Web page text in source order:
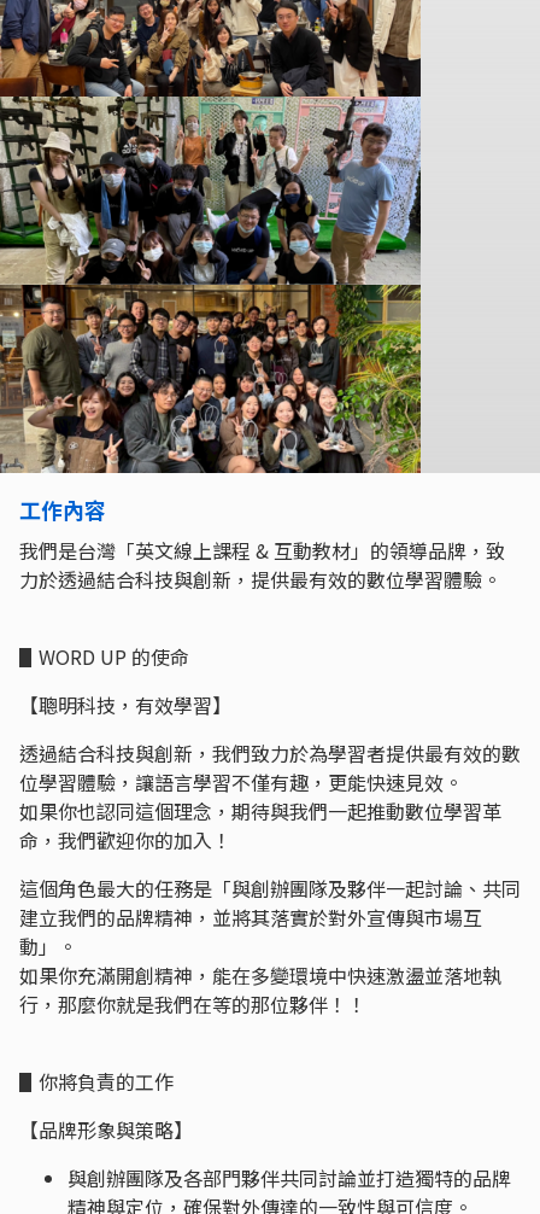
工作內容
我們是台灣「英文線上課程 & 互動教材」的領導品牌，致
力於透過結合科技與創新，提供最有效的數位學習體驗。
▋WORD UP 的使命
【聰明科技，有效學習】
透過結合科技與創新，我們致力於為學習者提供最有效的數
位學習體驗，讓語言學習不僅有趣，更能快速見效。
如果你也認同這個理念，期待與我們一起推動數位學習革
命，我們歡迎你的加入！
這個角色最大的任務是「與創辦團隊及夥伴一起討論、共同
建立我們的品牌精神，並將其落實於對外宣傳與市場互
動」。
如果你充滿開創精神，能在多變環境中快速激盪並落地執
行，那麼你就是我們在等的那位夥伴！！
▋你將負責的工作
【品牌形象與策略】
與創辦團隊及各部門夥伴共同討論並打造獨特的品牌
精神與定位，確保對外傳達的一致性與可信度。